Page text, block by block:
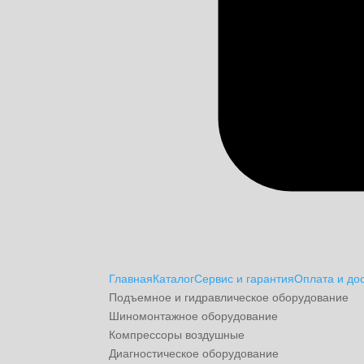
ГлавнаяКаталогСервис и гарантияОплата и
Подъемное и гидравлическое оборудование
Шиномонтажное оборудование
Компрессоры воздушные
Диагностическое оборудование